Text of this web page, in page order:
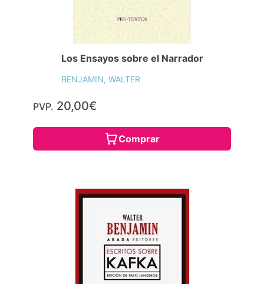
Los Ensayos sobre el Narrador
BENJAMIN, WALTER
PVP. 20,00€
Comprar